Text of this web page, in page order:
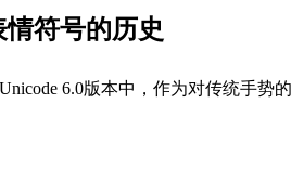
符号的历史
6.0版本中，作为对传统手势的